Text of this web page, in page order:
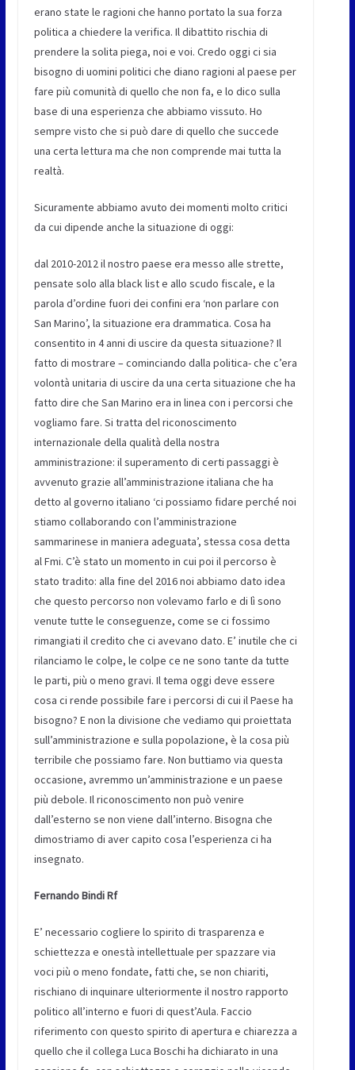
erano state le ragioni che hanno portato la sua forza
politica a chiedere la verifica. Il dibattito rischia di
prendere la solita piega, noi e voi. Credo oggi ci sia
bisogno di uomini politici che diano ragioni al paese per
fare più comunità di quello che non fa, e lo dico sulla
base di una esperienza che abbiamo vissuto. Ho
sempre visto che si può dare di quello che succede
una certa lettura ma che non comprende mai tutta la
realtà.
Sicuramente abbiamo avuto dei momenti molto critici
da cui dipende anche la situazione di oggi:
dal 2010-2012 il nostro paese era messo alle strette,
pensate solo alla black list e allo scudo fiscale, e la
parola d’ordine fuori dei confini era ‘non parlare con
San Marino’, la situazione era drammatica. Cosa ha
consentito in 4 anni di uscire da questa situazione? Il
fatto di mostrare – cominciando dalla politica- che c’era
volontà unitaria di uscire da una certa situazione che ha
fatto dire che San Marino era in linea con i percorsi che
vogliamo fare. Si tratta del riconoscimento
internazionale della qualità della nostra
amministrazione: il superamento di certi passaggi è
avvenuto grazie all’amministrazione italiana che ha
detto al governo italiano ‘ci possiamo fidare perché noi
stiamo collaborando con l’amministrazione
sammarinese in maniera adeguata’, stessa cosa detta
al Fmi. C’è stato un momento in cui poi il percorso è
stato tradito: alla fine del 2016 noi abbiamo dato idea
che questo percorso non volevamo farlo e di lì sono
venute tutte le conseguenze, come se ci fossimo
rimangiati il credito che ci avevano dato. E’ inutile che ci
rilanciamo le colpe, le colpe ce ne sono tante da tutte
le parti, più o meno gravi. Il tema oggi deve essere
cosa ci rende possibile fare i percorsi di cui il Paese ha
bisogno? E non la divisione che vediamo qui proiettata
sull’amministrazione e sulla popolazione, è la cosa più
terribile che possiamo fare. Non buttiamo via questa
occasione, avremmo un’amministrazione e un paese
più debole. Il riconoscimento non può venire
dall’esterno se non viene dall’interno. Bisogna che
dimostriamo di aver capito cosa l’esperienza ci ha
insegnato.
Fernando Bindi Rf
E’ necessario cogliere lo spirito di trasparenza e
schiettezza e onestà intellettuale per spazzare via
voci più o meno fondate, fatti che, se non chiariti,
rischiano di inquinare ulteriormente il nostro rapporto
politico all’interno e fuori di quest’Aula. Faccio
riferimento con questo spirito di apertura e chiarezza a
quello che il collega Luca Boschi ha dichiarato in una